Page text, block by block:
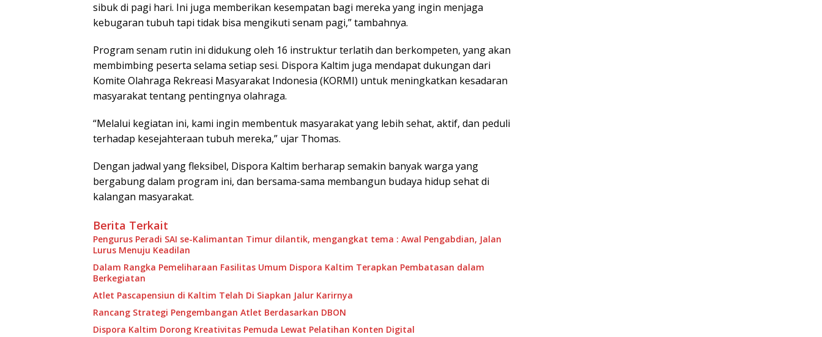
sibuk di pagi hari. Ini juga memberikan kesempatan bagi mereka yang ingin menjaga
kebugaran tubuh tapi tidak bisa mengikuti senam pagi,” tambahnya.
Program senam rutin ini didukung oleh 16 instruktur terlatih dan berkompeten, yang akan
membimbing peserta selama setiap sesi. Dispora Kaltim juga mendapat dukungan dari
Komite Olahraga Rekreasi Masyarakat Indonesia (KORMI) untuk meningkatkan kesadaran
masyarakat tentang pentingnya olahraga.
“Melalui kegiatan ini, kami ingin membentuk masyarakat yang lebih sehat, aktif, dan peduli
terhadap kesejahteraan tubuh mereka,” ujar Thomas.
Dengan jadwal yang fleksibel, Dispora Kaltim berharap semakin banyak warga yang
bergabung dalam program ini, dan bersama-sama membangun budaya hidup sehat di
kalangan masyarakat.
Berita Terkait
Pengurus Peradi SAI se-Kalimantan Timur dilantik, mengangkat tema : Awal Pengabdian, Jalan
Lurus Menuju Keadilan
Dalam Rangka Pemeliharaan Fasilitas Umum Dispora Kaltim Terapkan Pembatasan dalam
Berkegiatan
Atlet Pascapensiun di Kaltim Telah Di Siapkan Jalur Karirnya
Rancang Strategi Pengembangan Atlet Berdasarkan DBON
Dispora Kaltim Dorong Kreativitas Pemuda Lewat Pelatihan Konten Digital